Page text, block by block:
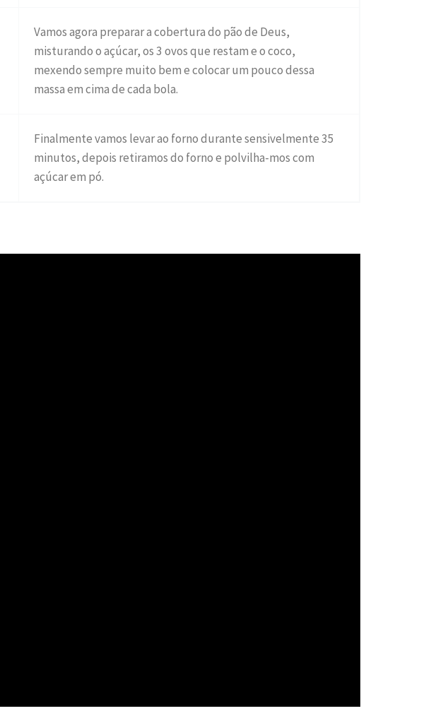
Vamos agora preparar a cobertura do pão de Deus,
misturando o açúcar, os 3 ovos que restam e o coco,
mexendo sempre muito bem e colocar um pouco dessa
massa em cima de cada bola.
Finalmente vamos levar ao forno durante sensivelmente 35
minutos, depois retiramos do forno e polvilha-mos com
açúcar em pó.